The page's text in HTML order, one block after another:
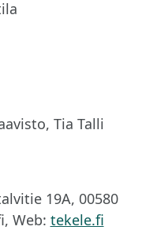
Tia Talli
19A, 00580
Web: tekele.fi